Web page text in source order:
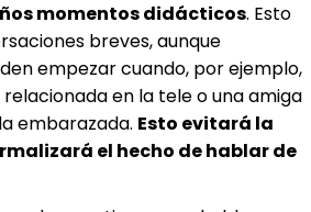
momentos didácticos. Esto
breves, aunque
empezar cuando, por ejemplo,
en la tele o una amiga
embarazada. Esto evitará la
el hecho de hablar de